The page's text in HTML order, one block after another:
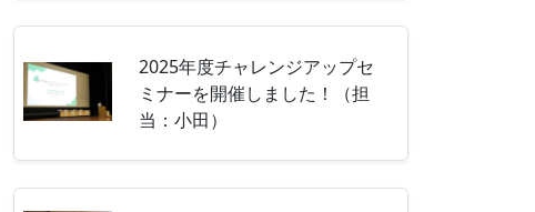
2025年度チャレンジアップセ
ミナーを開催しました！（担
当：小田）